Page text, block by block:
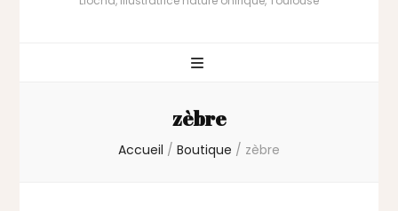
zèbre
Accueil / Boutique / zèbre